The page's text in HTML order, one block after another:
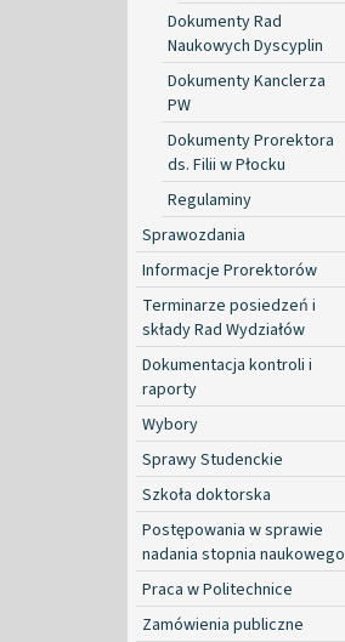
Dokumenty Rad
Naukowych Dyscyplin
Dokumenty Kanclerza
PW
Dokumenty Prorektora
ds. Filii w Płocku
Regulaminy
Sprawozdania
Informacje Prorektorów
Terminarze posiedzeń i
składy Rad Wydziałów
Dokumentacja kontroli i
raporty
Wybory
Sprawy Studenckie
Szkoła doktorska
Postępowania w sprawie
nadania stopnia naukowego
Praca w Politechnice
Zamówienia publiczne